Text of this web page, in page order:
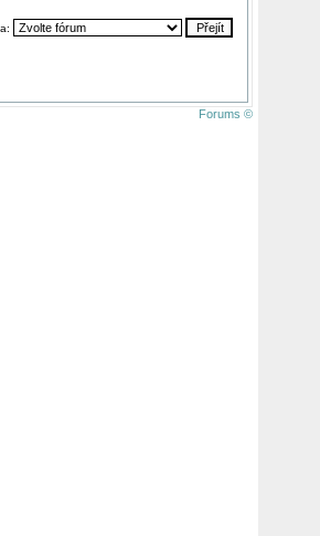
Forums ©